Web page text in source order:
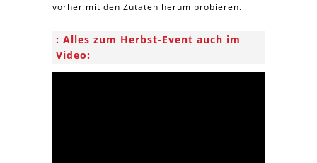
vorher mit den Zutaten herum probieren.
Alles zum Herbst-Event auch im
Video: